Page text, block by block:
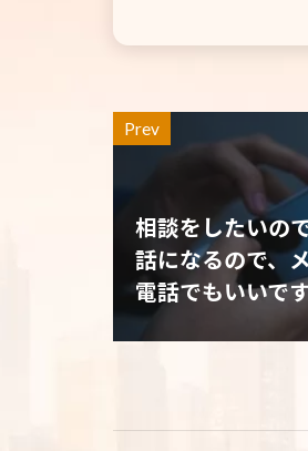
Prev
相談をしたいの
話になるので、
電話でもいいで